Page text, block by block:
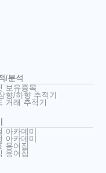
/분석
보유종목
향/하향 추적기
거래 추적기
아카데미
아카데미
용어집
용어집